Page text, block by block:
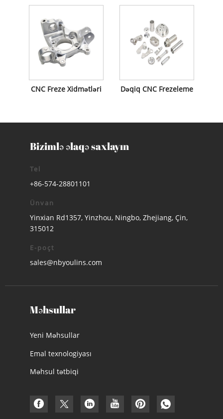
CNC Freze Xidmətləri Dəqiq CNC Frezeleme
Bizimlə əlaqə saxlayın
Tel
+86-574-28801101
Ünvan
Yinxian Rd1357, Yinzhou, Ningbo, Zhejiang, Çin,
315012
E-poçt
sales@nbyoulins.com
Məhsullar
Yeni Məhsullar
Emal texnologiyası
Məhsul tətbiqi